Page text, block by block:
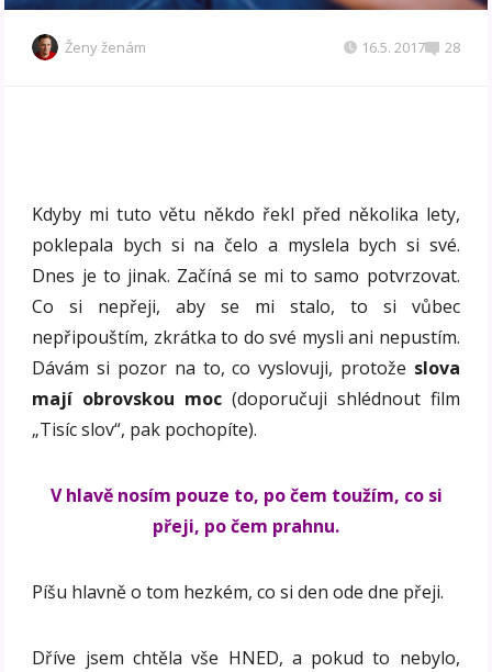
Ženy ženám 16.5. 2017 28
Kdyby mi tuto větu někdo řekl před několika lety,
poklepala bych si na čelo a myslela bych si své.
Dnes je to jinak. Začíná se mi to samo potvrzovat.
Co si nepřeji, aby se mi stalo, to si vůbec
nepřipouštím, zkrátka to do své mysli ani nepustím.
Dávám si pozor na to, co vyslovuji, protože slova
mají obrovskou moc (doporučuji shlédnout film
„Tisíc slov“, pak pochopíte).
V hlavě nosím pouze to, po čem toužím, co si
přeji, po čem prahnu.
Píšu hlavně o tom hezkém, co si den ode dne přeji.
Dříve jsem chtěla vše HNED, a pokud to nebylo,